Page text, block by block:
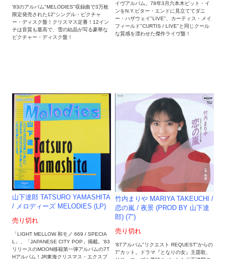
'83のアルバム"MELODIES"収録曲で3万枚
限定発売された12"シングル・ピクチャ
ー・ディスク盤！クリスマス定番！12イン
チは音質も最高で、雪の結晶が写る豪華な
ピクチャー・ディスク盤！
イヴアルバム。78年3月六本木ピット・イ
ンをN.Y.ビター・エンドに見立ててダニ
ー・ハザウェイ"LIVE"、カーティス・メイ
フィールド"CURTIS / LIVE"と同じクール
な質感を漂わせた傑作ライヴ盤！
山下達郎 TATSURO YAMASHITA
/ メロディーズ MELODIES (LP)
売り切れ
「LIGHT MELLOW 和モノ 669 / SPECIA
L」、「JAPANESE CITY POP」掲載。'83
リリースのMOON移籍第一弾アルバムの7T
Hアルバム！JR東海クリスマス・エクスプ
竹内まりや MARIYA TAKEUCHI /
恋の嵐 / 夜景 (PROD BY 山下達
郎) (7")
売り切れ
'87アルバム"リクエスト REQUEST"からの
7"カット。ドラマ『となりの女』主題歌、